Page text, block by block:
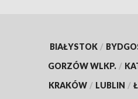
BIAŁYSTOK /
GORZÓW WLKP. /
KRAKÓW / LUBLIN /